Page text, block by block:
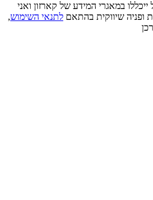
במאגרי המידע של קארזון ואני
ופניה שיווקית בהתאם לתנאי השימוש,